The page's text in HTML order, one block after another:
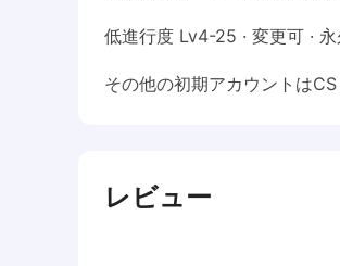
低進行度 Lv4-25 · 変更可 · 永
その他の初期アカウントは
レビュー